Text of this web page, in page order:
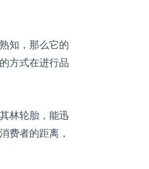
知，那么它的
方式在进行品
林轮胎，能迅
费者的距离，